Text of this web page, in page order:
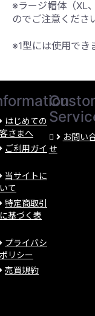
※ラージ帽体（XL
のでご注意くださ
※1型には使用でき
はじめての
さまへ
ご利用ガイ
当サイトに
て
特定商取引
基づく表
プライバシ
リシー
売買規約
お問い
せ